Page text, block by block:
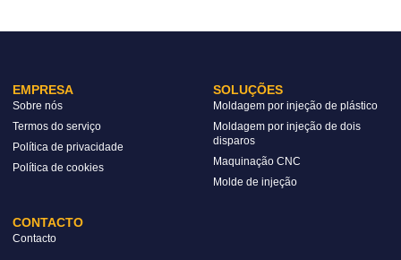
EMPRESA
Sobre nós
Termos do serviço
Política de privacidade
Política de cookies
SOLUÇÕES
Moldagem por injeção de plástico
Moldagem por injeção de dois
disparos
Maquinação CNC
Molde de injeção
CONTACTO
Contacto